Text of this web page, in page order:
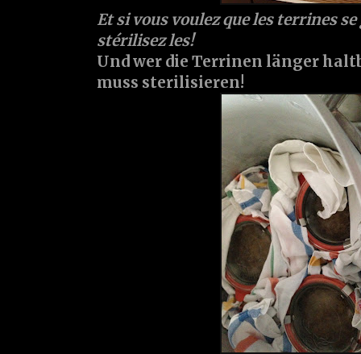
Et si vous voulez que les terrines
stérilisez les!
Und wer die Terrinen länger
muss sterilisieren!